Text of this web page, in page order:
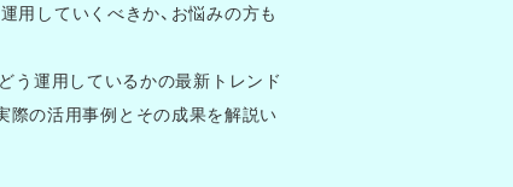
用していくべきか、お悩みの方も
う運用しているかの最新トレンド
の活用事例とその成果を解説い